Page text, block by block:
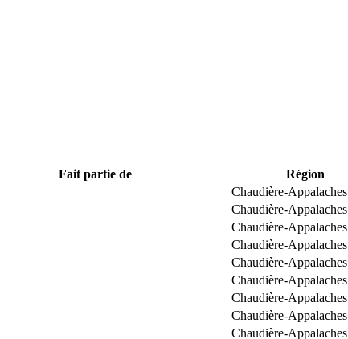
Fait partie de Région
Chaudière-Appalaches
Chaudière-Appalaches
Chaudière-Appalaches
Chaudière-Appalaches
Chaudière-Appalaches
Chaudière-Appalaches
Chaudière-Appalaches
Chaudière-Appalaches
Chaudière-Appalaches